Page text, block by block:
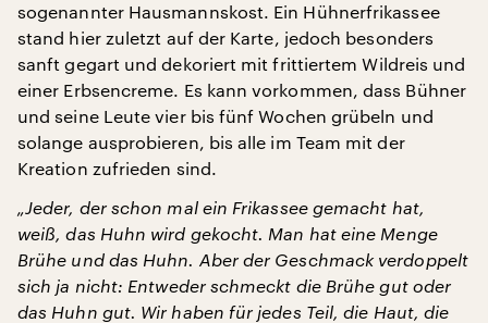
sogenannter Hausmannskost. Ein Hühnerfrikassee
stand hier zuletzt auf der Karte, jedoch besonders
sanft gegart und dekoriert mit frittiertem Wildreis und
einer Erbsencreme. Es kann vorkommen, dass Bühner
und seine Leute vier bis fünf Wochen grübeln und
solange ausprobieren, bis alle im Team mit der
Kreation zufrieden sind.
„Jeder, der schon mal ein Frikassee gemacht hat,
weiß, das Huhn wird gekocht. Man hat eine Menge
Brühe und das Huhn. Aber der Geschmack verdoppelt
sich ja nicht: Entweder schmeckt die Brühe gut oder
das Huhn gut. Wir haben für jedes Teil, die Haut, die